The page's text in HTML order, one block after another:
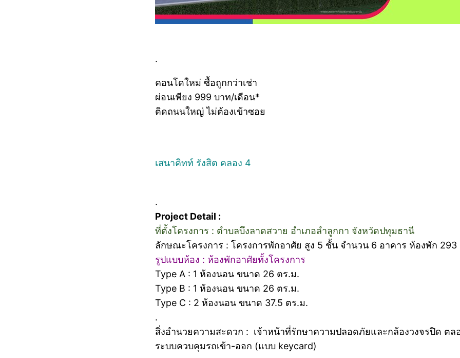
.
คอนโดใหม่ ซื้อถูกกว่าเช่า
ผ่อนเพียง 999 บาท/เดือน*
ติดถนนใหญ่ ไม่ต้องเข้าซอย
เสนาคิทท์ รังสิต คลอง 4
.
Project Detail :
ที่ตั้งโครงการ : ตำบลบึงลาดสวาย อำเภอลำลูกกา จังหวัดปทุมธานี
ลักษณะโครงการ : โครงการพักอาศัย สูง 5 ชั้น จำนวน 6 อาคาร ห้องพัก
รูปแบบห้อง : ห้องพักอาศัยทั้งโครงการ
Type A : 1 ห้องนอน ขนาด 26 ตร.ม.
Type B : 1 ห้องนอน ขนาด 26 ตร.ม.
Type C : 2 ห้องนอน ขนาด 37.5 ตร.ม.
.
สิ่งอำนวยความสะดวก : เจ้าหน้าที่รักษาความปลอดภัยและกล้องวงจรปิด ต
ระบบควบคุมรถเข้า-ออก (แบบ keycard)